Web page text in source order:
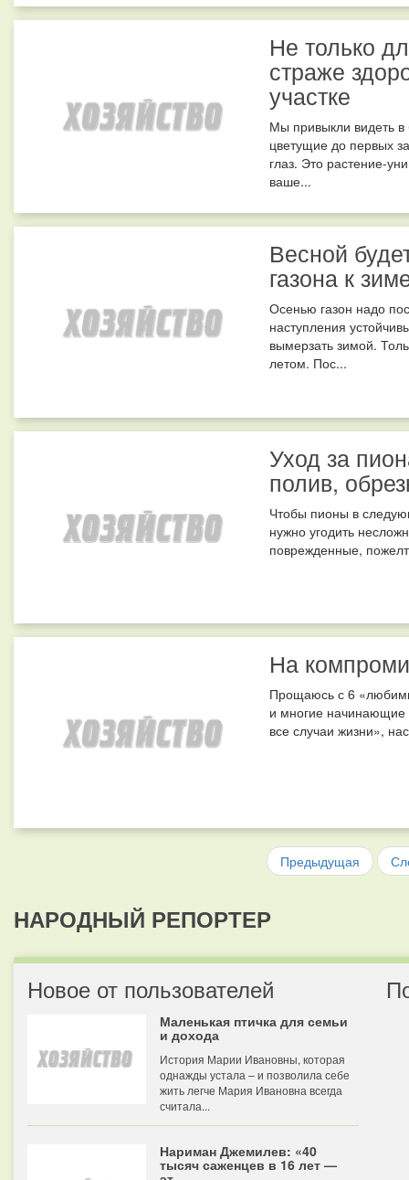
Не только
страже
участке
Мы привыкли видеть в
цветущие до первых
глаз. Это растение-
ваше...
Весной
газона к
Осенью газон надо
наступления
вымерзать зимой.
летом. Пос...
Уход за
полив,
Чтобы пионы в
нужно угодить
поврежденные,
На
Прощаюсь с 6
и многие начинающие
все случаи жизни»,
Предыдущая
НАРОДНЫЙ РЕПОРТЕР
Новое от пользователей
Маленькая птичка для семьи
и дохода
История Марии Ивановны, которая
однажды устала – и позволила себе
жить легче Мария Ивановна всегда
считала...
Нариман Джемилев: «40
тысяч саженцев в 16 лет —